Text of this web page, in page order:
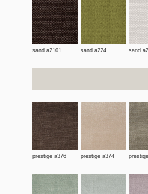
sand a2101 sand a224 sand
prestige a376 prestige a374